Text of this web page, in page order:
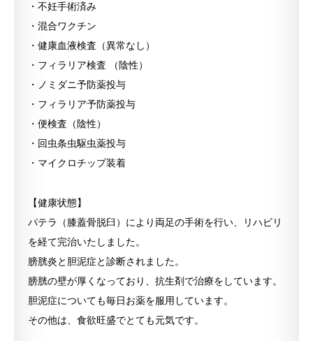
・不妊手術済み
・混合ワクチン
・健康血液検査（異常なし）
・フィラリア検査 （陰性）
・ノミダニ予防薬投与
・フィラリア予防薬投与
・便検査（陰性）
・回虫条虫駆虫薬投与
・マイクロチップ装着
【健康状態】
パテラ（膝蓋骨脱臼）により両足の手術を行い、リハビリ
を経て完治いたしました。
膀胱炎と胆泥症と診断されました。
膀胱の壁が厚くなっており、抗生剤で治療をしています。
胆泥症についても毎日お薬を服用しています。
その他は、食欲旺盛でとても元気です。